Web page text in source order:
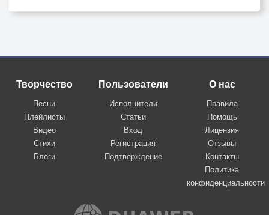
Творчество
Песни
Плейлисты
Видео
Стихи
Блоги
Пользователи
Исполнители
Статьи
Вход
Регистрация
Подтверждение
О нас
Правила
Помощь
Лицензия
Отзывы
Контакты
Политика
конфиденциальности